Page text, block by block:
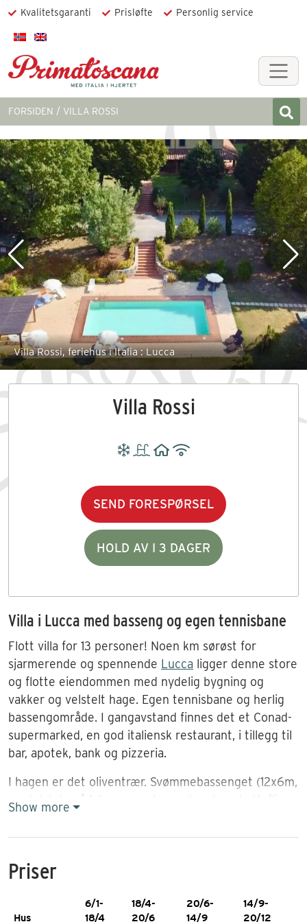
Kvalitetsgaranti Prisløfte Personlig service
FORSIDEN VILLA ROSSI
Villa Rossi, feriehus i Italia : Lucca
Villa Rossi
SEND FORESPØRSEL
HOLD AV I 3 DAGER
Villa i Lucca med basseng og egen tennisbane
Flott villa for 13 personer! Noen km sørøst for
sjarmerende og spennende Lucca ligger denne store
og flotte eiendommen med nydelig bygning og
vakker og velstelt hage. Egen tennisbane og herlig
bassengområde. I gangavstand finnes det et Conad-
supermarked, en god italiensk restaurant, i tillegg til
bar, apotek, bank og pizzeria.
I hagen er det oliventrær. Svømmebassenget (12x6m,
med dybde på 1,4m) er omkranset av terrakottafliser.
en sittegruppe med le for solen. Villaen er innredet i
terrakottafliser på gulvene. En overbygd terrasse
for utendørs måltider. Her er også en grill. Veldig
Show more
Priser
Hus
6/1-
18/4
18/4-
20/6
20/6-
14/9
14/9-
20/12